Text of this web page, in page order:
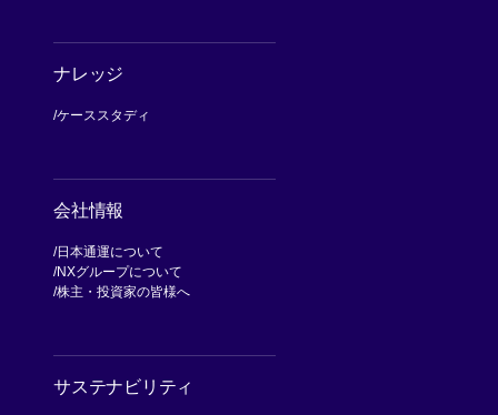
ナレッジ
ケーススタディ
会社情報
日本通運について
NXグループについて
株主・投資家の皆様へ
サステナビリティ